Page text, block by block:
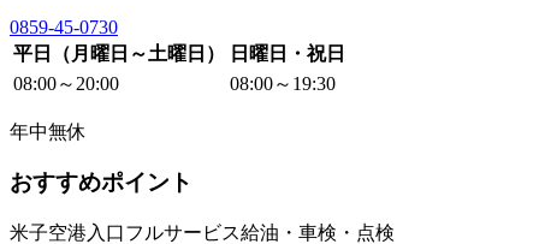
0859-45-0730
平日（月曜日～土曜日）
日曜日・祝日
08:00～20:00
08:00～19:30
年中無休
おすすめポイント
米子空港入口フルサービス給油・車検・点検